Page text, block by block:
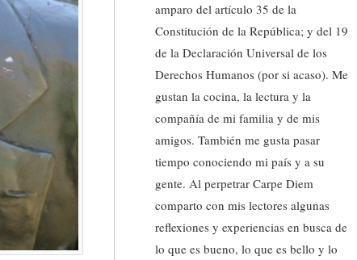
amparo del artículo 35 de la
Constitución de la República; y del 19
de la Declaración Universal de los
Derechos Humanos (por si acaso). Me
gustan la cocina, la lectura y la
compañía de mi familia y de mis
amigos. También me gusta pasar
tiempo conociendo mi país y a su
gente. Al perpetrar Carpe Diem
comparto con mis lectores algunas
reflexiones y experiencias en busca de
lo que es bueno, lo que es bello y lo